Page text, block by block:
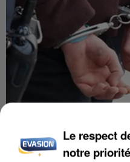
INTERPELLÉ ENLe respect
notre priorité